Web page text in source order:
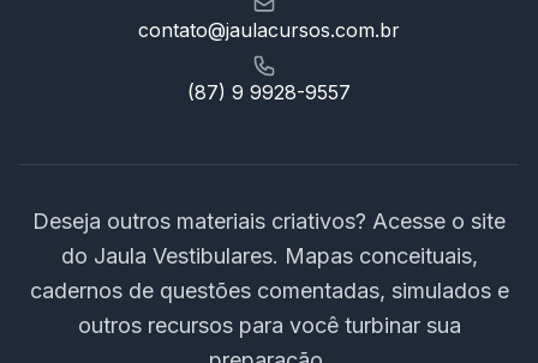
contato@jaulacursos.com.br
(87) 9 9928-9557
Deseja outros materiais criativos? Acesse o site
do Jaula Vestibulares. Mapas conceituais,
cadernos de questões comentadas, simulados e
outros recursos para você turbinar sua